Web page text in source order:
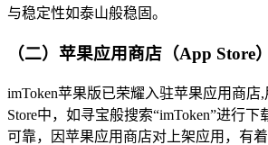
与稳定性如泰山般稳固。
（二）苹果应用商店（App Store
imToken苹果版已荣耀入驻苹果应用商店
Store中，如寻宝般搜索“imToken”进行
可靠，因苹果应用商店对上架应用，有